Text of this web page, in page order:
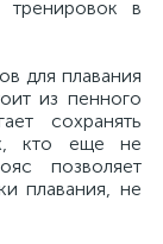
в
для плавания
из пенного
сохранять
кто еще не
позволяет
плавания, не